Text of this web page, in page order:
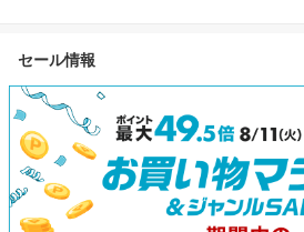
セール情報